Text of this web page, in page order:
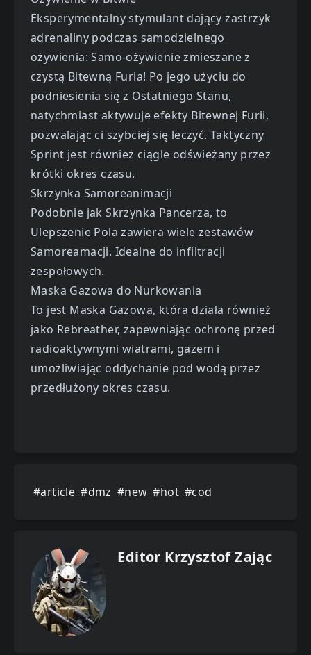
Eksperymentalny stymulant dający zastrzyk
adrenaliny podczas samodzielnego
ożywienia: Samo-ożywienie zmieszane z
czystą Bitewną Furia! Po jego użyciu do
podniesienia się z Ostatniego Stanu,
natychmiast aktywuje efekty Bitewnej Furii,
pozwalając ci szybciej się leczyć. Taktyczny
Sprint jest również ciągle odświeżany przez
krótki okres czasu.
Skrzynka Samoreanimacji
Podobnie jak Skrzynka Pancerza, to
Ulepszenie Pola zawiera wiele zestawów
Samoreamacji. Idealne do infiltracji
zespołowych.
Maska Gazowa do Nurkowania
To jest Maska Gazowa, która działa również
jako Rebreather, zapewniając ochronę przed
radioaktywnymi wiatrami, gazem i
umożliwiając oddychanie pod wodą przez
przedłużony okres czasu.
#article #dmz #new #hot #cod
Editor Krzysztof Zając